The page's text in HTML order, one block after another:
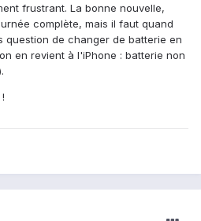
frustrant. La bonne nouvelle,
complète, mais il faut quand
question de changer de batterie en
en revient à l'iPhone : batterie non